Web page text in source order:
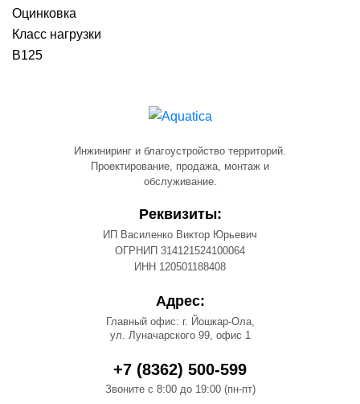
Оцинковка
Класс нагрузки
B125
Инжиниринг и благоустройство территорий.
Проектирование, продажа, монтаж и
обслуживание.
Реквизиты:
ИП Василенко Виктор Юрьевич
ОГРНИП 314121524100064
ИНН 120501188408
Адрес:
Главный офис: г. Йошкар-Ола,
ул. Луначарского 99, офис 1
+7 (8362) 500-599
Звоните с 8:00 до 19:00 (пн-пт)